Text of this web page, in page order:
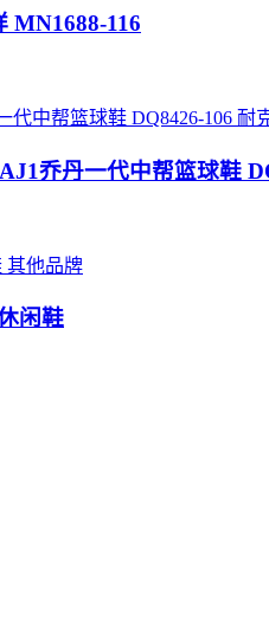
MN1688-116
耐
乔丹一代中帮篮球鞋
其他品牌
闲鞋